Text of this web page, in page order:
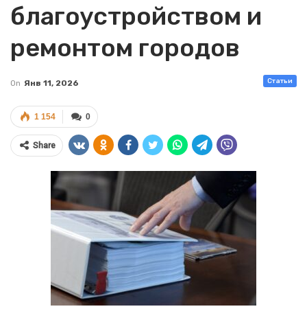
благоустройством и
ремонтом городов
Статьи
On Янв 11, 2026
0
1 154
Share